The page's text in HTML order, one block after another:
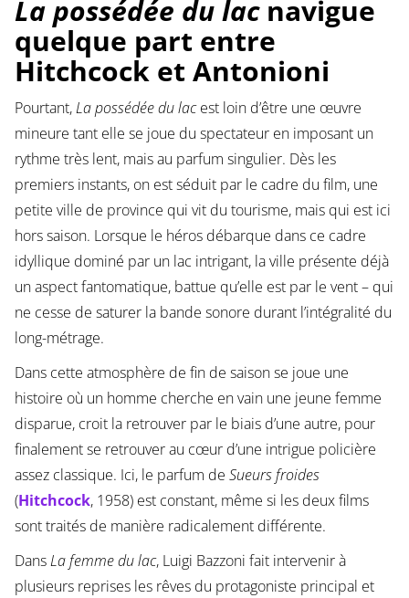
La possédée du lacnavigue
quelque part entre
Hitchcock et Antonioni
Pourtant,La possédée du lacest loin d’être une œuvre
mineure tant elle se joue du spectateur en imposant un
rythme très lent, mais au parfum singulier. Dès les
premiers instants, on est séduit par le cadre du film, une
petite ville de province qui vit du tourisme, mais qui est ici
hors saison. Lorsque le héros débarque dans ce cadre
idyllique dominé par un lac intrigant, la ville présente déjà
un aspect fantomatique, battue qu’elle est par le vent – qui
ne cesse de saturer la bande sonore durant l’intégralité du
long-métrage.
Dans cette atmosphère de fin de saison se joue une
histoire où un homme cherche en vain une jeune femme
disparue, croit la retrouver par le biais d’une autre, pour
finalement se retrouver au cœur d’une intrigue policière
assez classique. Ici, le parfum de Sueurs froides
(Hitchcock, 1958) est constant, même si les deux films
sont traités de manière radicalement différente.
DansLa femme du lac, Luigi Bazzoni fait intervenir à
plusieurs reprises les rêves du protagoniste principal et